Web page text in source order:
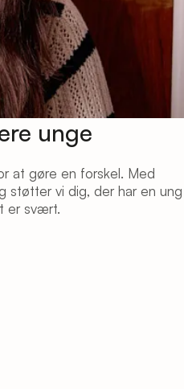
unge
at gøre en forskel. Med
støtter vi dig, der har en ung
er svært.